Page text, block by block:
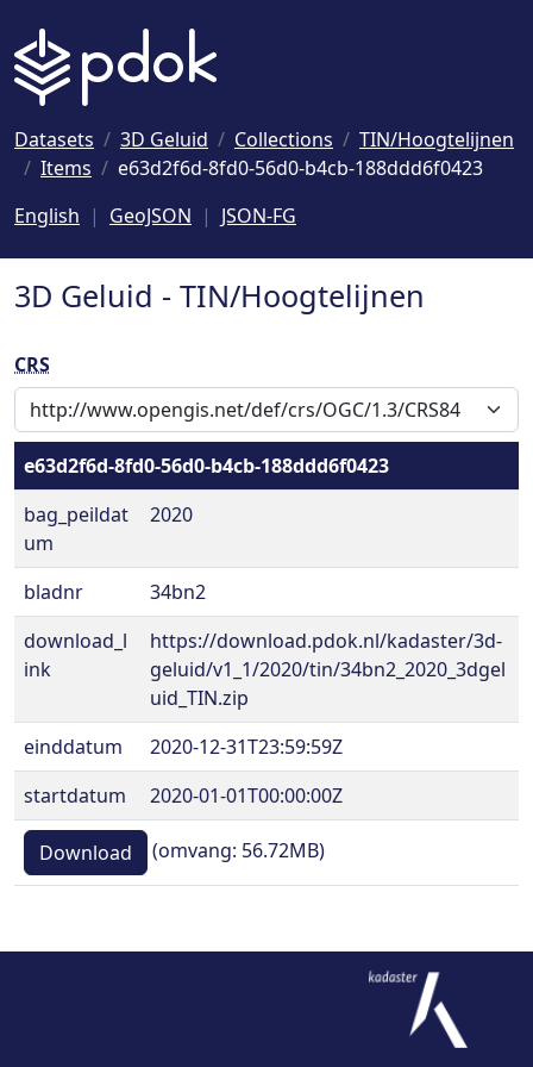
Datasets 3D Geluid Collections
TIN/Hoogtelijnen
Items
e63d2f6d-8fd0-56d0-b4cb-188ddd6f0423
English
GeoJSON JSON-FG
3D Geluid - TIN/Hoogtelijnen
CRS
e63d2f6d-8fd0-56d0-b4cb-188ddd6f0423
bag_peildat
um
2020
bladnr
34bn2
download_l
ink
https://download.pdok.nl/kadaster/3d-
geluid/v1_1/2020/tin/34bn2_2020_3dgel
uid_TIN.zip
einddatum
2020-12-31T23:59:59Z
startdatum
2020-01-01T00:00:00Z
Download (omvang: 56.72MB)